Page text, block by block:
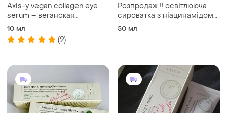
Axis-y vegan collagen eye
serum – веганская
увлажняющая сыворотка
под глаза с коллагеном
10 мл
(2)
Розпродаж ‼️ освітлююча
сироватка з ніацинамідом
5% axis-y dark spot
подразнення
50 мл